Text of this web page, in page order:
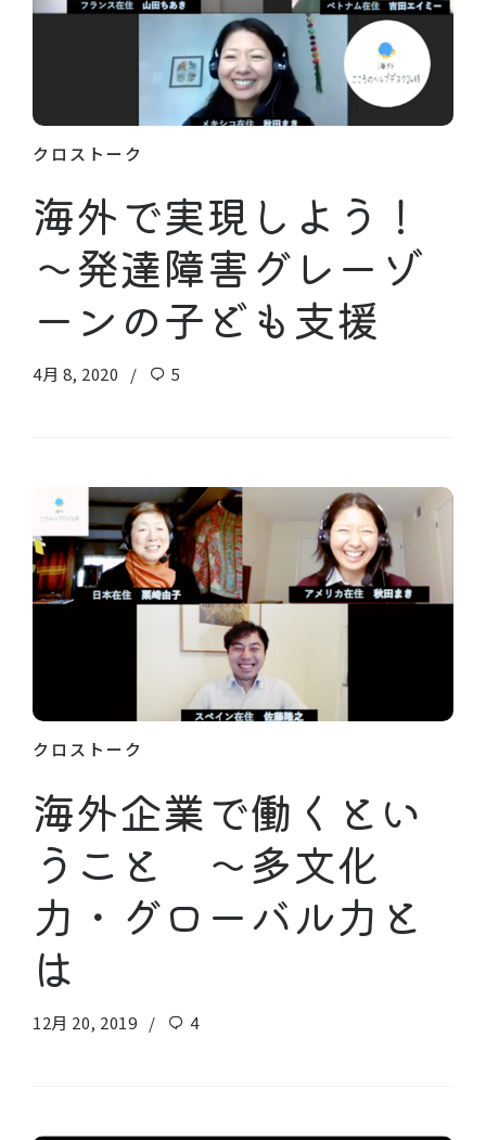
クロストーク
海外で実現しよう！
〜発達障害グレーゾ
ーンの子ども支援
4月 8, 2020 5
クロストーク
海外企業で働くとい
うこと 〜多文化
力・グローバル力と
は
12月 20, 2019 4